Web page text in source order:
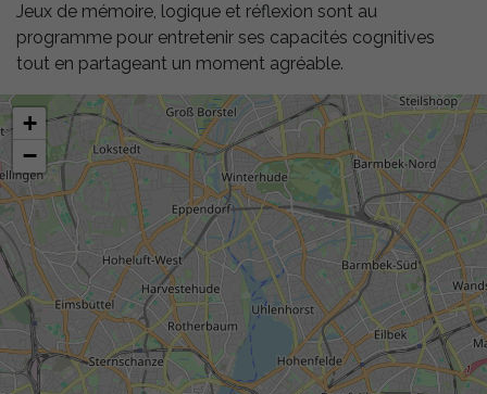
Jeux de mémoire, logique et réflexion sont au
programme pour entretenir ses capacités cognitives
tout en partageant un moment agréable.
+
−